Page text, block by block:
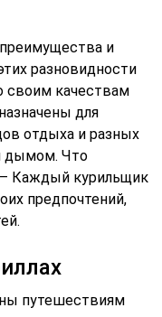
и
разновидности
своим качествам
для
отдыха и разных
дымом. Что
– Каждый курильщик
предпочтений,
путешествиям